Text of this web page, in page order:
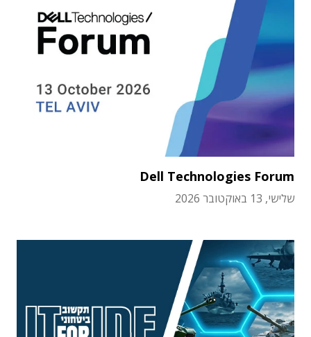
Dell Technologies Forum
שלישי, 13 באוקטובר 2026